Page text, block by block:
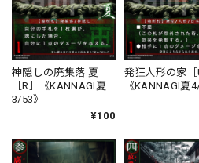
神隠しの廃集落 夏
［R］《KANNAGI夏
3/53》
¥100
発狂人形の家［
《KANNAGI夏